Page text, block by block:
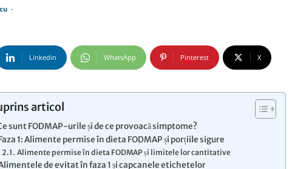
comunicate
-
Linkedin WhatsApp Pinterest X
articol
sunt FODMAP-urile și de ce provoacă simptome?
1: Alimente permise în dieta FODMAP și porțiile sigure
Alimente permise în dieta FODMAP și limitele lor cantitative
de evitat în faza 1 și capcanele etichetelor